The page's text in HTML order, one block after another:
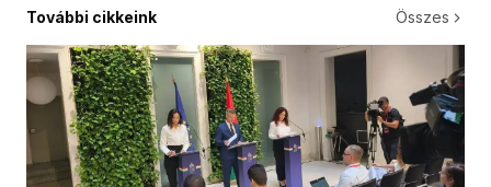
További cikkeink Összes